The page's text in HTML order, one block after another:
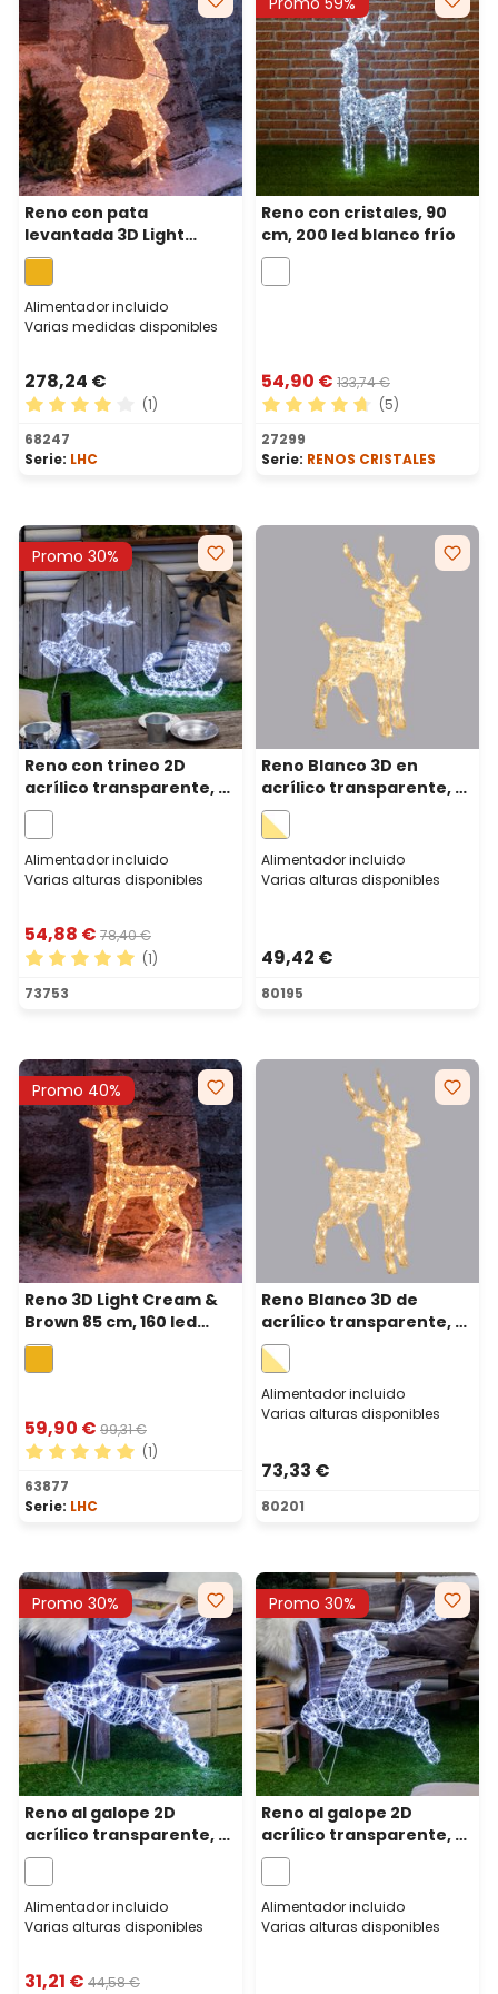
Reno con pata
levantada 3D Light
Cream & Brown 160 cm,
380 led blanco extra
cálido
Alimentador incluido
Varias medidas disponibles
278,24 €
Calificación promedio de 4 de 5 estrellas
(1)
68247
Serie: LHC
Reno con cristales, 90
cm, 200 led blanco frío
54,90 € 133,74 €
Calificación promedio de
(5)
27299
Serie: RENOS CRISTALES
Promo 30%
Reno con trineo 2D
acrílico transparente, h
65 cm, 220 gotas led
blanco frío
Alimentador incluido
Varias alturas disponibles
54,88 € 78,40 €
Calificación promedio de 5 de 5 estrellas
(1)
73753
Reno Blanco 3D en
acrílico transparente, h
65 cm, 80 Dual LED
blanco cálido y frío
Alimentador incluido
Varias alturas disponibles
49,42 €
80195
Promo 40%
Reno 3D Light Cream &
Brown 85 cm, 160 led
blanco extra cálido
59,90 € 99,31 €
Calificación promedio de 5 de 5 estrellas
(1)
63877
Serie: LHC
Reno Blanco 3D de
acrílico transparente, h
85 cm, 120 Dual Led
blanco cálido y frío
Alimentador incluido
Varias alturas disponibles
73,33 €
80201
Promo 30%
Reno al galope 2D
acrílico transparente, h
65 cm, 100 gotas led
blanco frío
Alimentador incluido
Varias alturas disponibles
31,21 € 44,58 €
Promo 30%
Reno al galope 2D
acrílico transparente, h
80 cm, 200 gotas led
blanco frío
Alimentador incluido
Varias alturas disponibles